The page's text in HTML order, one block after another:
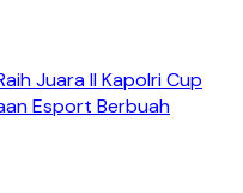
Juara II Kapolri Cup
Esport Berbuah